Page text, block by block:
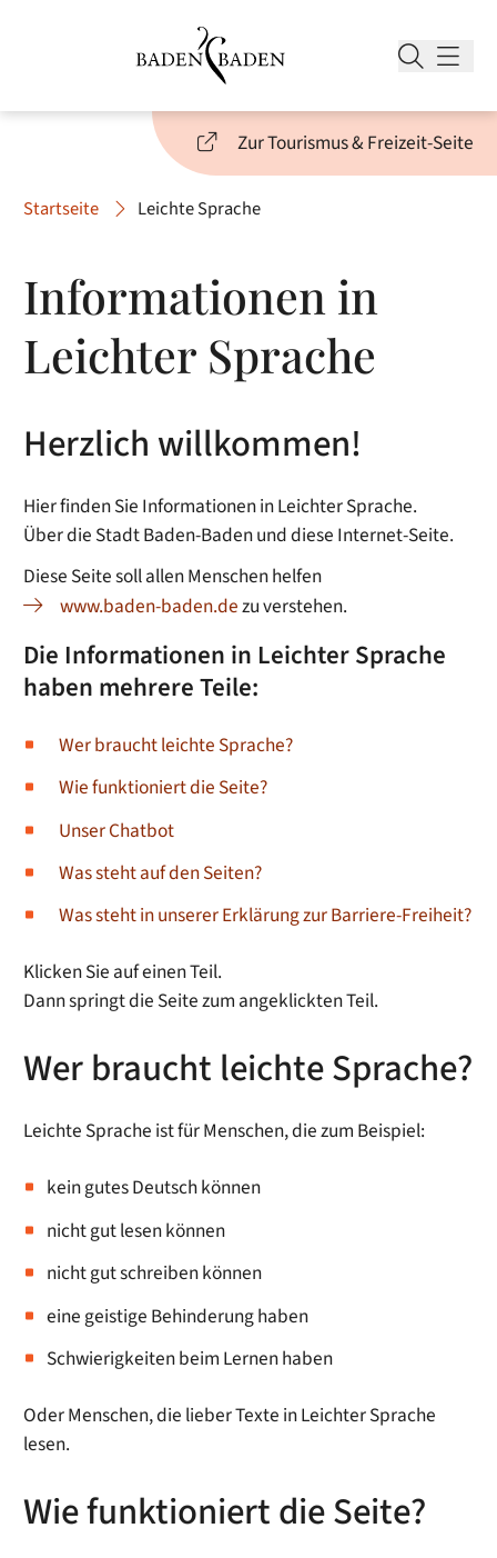
Zur Tourismus & Freizeit-Seite
Startseite Leichte Sprache
Informationen in
Leichter Sprache
Herzlich willkommen!
Hier finden Sie Informationen in Leichter Sprache.
Über die Stadt Baden-Baden und diese Internet-Seite.
Diese Seite soll allen Menschen helfen
www.baden-baden.dezu verstehen.
Die Informationen in Leichter Sprache
haben mehrere Teile:
Wer braucht leichte Sprache?
Wie funktioniert die Seite?
Unser Chatbot
Was steht auf den Seiten?
Was steht in unserer Erklärung zur Barriere-Freiheit?
Klicken Sie auf einen Teil.
Dann springt die Seite zum angeklickten Teil.
Wer braucht leichte Sprache?
Leichte Sprache ist für Menschen, die zum Beispiel:
kein gutes Deutsch können
nicht gut lesen können
nicht gut schreiben können
eine geistige Behinderung haben
Schwierigkeiten beim Lernen haben
Oder Menschen, die lieber Texte in Leichter Sprache
lesen.
Wie funktioniert die Seite?